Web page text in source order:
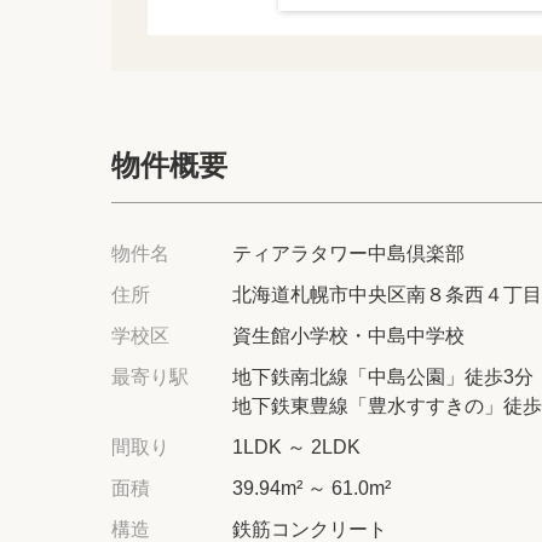
物件概要
物件名
ティアラタワー中島倶楽部
住所
北海道札幌市中央区南８条西４丁目
学校区
資生館小学校・中島中学校
最寄り駅
地下鉄南北線「中島公園」徒歩3分
地下鉄東豊線「豊水すすきの」徒
間取り
1LDK ～ 2LDK
面積
39.94m² ～ 61.0m²
構造
鉄筋コンクリート